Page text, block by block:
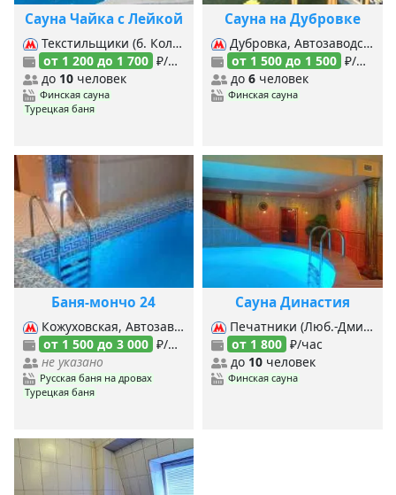
Сауна Чайка с Лейкой
Текстильщики (б. Кольцевая), Текстильщики (Таг.-Краснопр.), Кожуховская, Печатники (Люб.-Дмитровская), Печатники (б. Кольцевая), Угрешская,
от 1 200 до 1 700 ₽/час
до 10 человек
Финская сауна
Турецкая баня
Сауна на Дубровке
Дубровка, Автозаводская (Замоскворецкая), Автозаводская (МЦК), Волгоградский проспект, Кожуховская,
от 1 500 до 1 500 ₽/час
до 6человек
Финская сауна
Баня-мончо 24
Кожуховская, Автозаводская (Замоскворецкая), Автозаводская (МЦК), Дубровка,
от 1 500 до 3 000 ₽/час
не указано
Русская баня на дровах
Турецкая баня
Сауна Династия
Печатники (Люб.-Дмитровская), Печатники (б. Кольцевая), Коломенская, Кожуховская, Волжская,
от 1 800 ₽/час
до 10человек
Финская сауна